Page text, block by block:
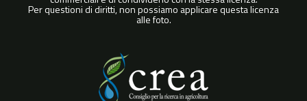
Per questioni di diritti, non possiamo applicare questa licenza
alle foto.